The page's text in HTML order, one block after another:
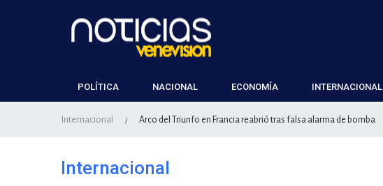
POLÍTICA NACIONAL ECONOMÍA INTERNACIONAL
Internacional / Arco del Triunfo en Francia reabrió tras falsa alarma de bomba
Internacional